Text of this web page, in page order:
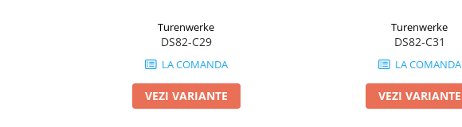
Turenwerke
DS82-C29
LA COMANDA
VEZI VARIANTE
Turenwerke
DS82-C31
LA COMANDA
VEZI VARIANTE